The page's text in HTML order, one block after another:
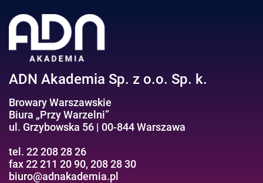
Efektywność osobista//Wellbeing
ADN Akademia Sp. z o.o. Sp. k.
Browary Warszawskie
Biura „Przy Warzelni”
ul. Grzybowska 56 | 00-844 Warszawa
tel. 22 208 28 26
fax 22 211 20 90, 208 28 30
biuro@adnakademia.pl